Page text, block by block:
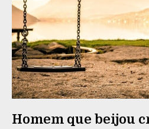
Homem que beijou